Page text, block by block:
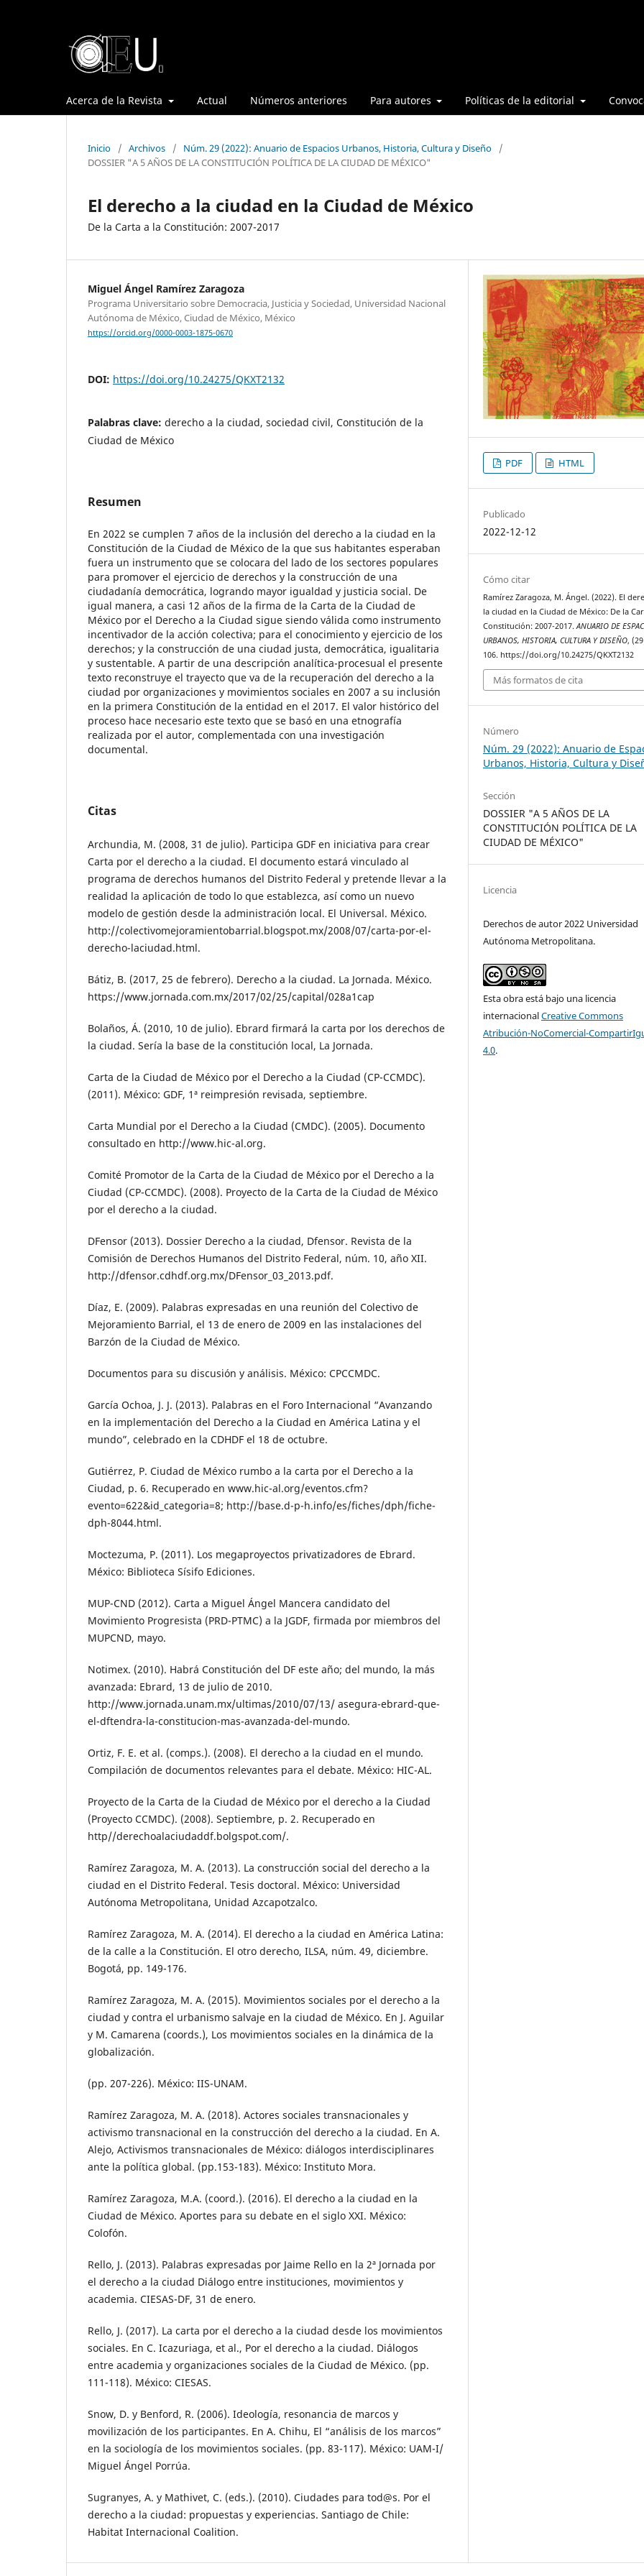
Acerca de la Revista Actual Números anteriores Para autores Políticas de la editorial
Inicio / Archivos / Núm. 29 (2022): Anuario de Espacios Urbanos, Historia, Cultura y Diseño
/
DOSSIER "A 5 AÑOS DE LA CONSTITUCIÓN POLÍTICA DE LA CIUDAD DE MÉXICO"
El derecho a la ciudad en la Ciudad de México
De la Carta a la Constitución: 2007-2017
Miguel Ángel Ramírez Zaragoza
Programa Universitario sobre Democracia, Justicia y Sociedad, Universidad Nacional
Autónoma de México, Ciudad de México, México
https://orcid.org/0000-0003-1875-0670
DOI: https://doi.org/10.24275/QKXT2132
Palabras clave: derecho a la ciudad, sociedad civil, Constitución de la
Ciudad de México
Resumen
En 2022 se cumplen 7 años de la inclusión del derecho a la ciudad en la
Constitución de la Ciudad de México de la que sus habitantes esperaban
fuera un instrumento que se colocara del lado de los sectores populares
para promover el ejercicio de derechos y la construcción de una
ciudadanía democrática, logrando mayor igualdad y justicia social. De
igual manera, a casi 12 años de la firma de la Carta de la Ciudad de
México por el Derecho a la Ciudad sigue siendo válida como instrumento
incentivador de la acción colectiva; para el conocimiento y ejercicio de los
derechos; y la construcción de una ciudad justa, democrática, igualitaria
y sustentable. A partir de una descripción analítica-procesual el presente
texto reconstruye el trayecto que va de la recuperación del derecho a la
ciudad por organizaciones y movimientos sociales en 2007 a su inclusión
en la primera Constitución de la entidad en el 2017. El valor histórico del
proceso hace necesario este texto que se basó en una etnografía
realizada por el autor, complementada con una investigación
documental.
Citas
Archundia, M. (2008, 31 de julio). Participa GDF en iniciativa para crear
Carta por el derecho a la ciudad. El documento estará vinculado al
programa de derechos humanos del Distrito Federal y pretende llevar a la
realidad la aplicación de todo lo que establezca, así como un nuevo
modelo de gestión desde la administración local. El Universal. México.
http://colectivomejoramientobarrial.blogspot.mx/2008/07/carta-por-el-
derecho-laciudad.html.
Bátiz, B. (2017, 25 de febrero). Derecho a la ciudad. La Jornada. México.
https://www.jornada.com.mx/2017/02/25/capital/028a1cap
Bolaños, Á. (2010, 10 de julio). Ebrard firmará la carta por los derechos de
la ciudad. Sería la base de la constitución local, La Jornada.
Carta de la Ciudad de México por el Derecho a la Ciudad (CP-CCMDC).
(2011). México: GDF, 1ª reimpresión revisada, septiembre.
Carta Mundial por el Derecho a la Ciudad (CMDC). (2005). Documento
consultado en http://www.hic-al.org.
Comité Promotor de la Carta de la Ciudad de México por el Derecho a la
Ciudad (CP-CCMDC). (2008). Proyecto de la Carta de la Ciudad de México
por el derecho a la ciudad.
DFensor (2013). Dossier Derecho a la ciudad, Dfensor. Revista de la
Comisión de Derechos Humanos del Distrito Federal, núm. 10, año XII.
http://dfensor.cdhdf.org.mx/DFensor_03_2013.pdf.
Díaz, E. (2009). Palabras expresadas en una reunión del Colectivo de
Mejoramiento Barrial, el 13 de enero de 2009 en las instalaciones del
Barzón de la Ciudad de México.
Documentos para su discusión y análisis. México: CPCCMDC.
García Ochoa, J. J. (2013). Palabras en el Foro Internacional “Avanzando
en la implementación del Derecho a la Ciudad en América Latina y el
mundo”, celebrado en la CDHDF el 18 de octubre.
Gutiérrez, P. Ciudad de México rumbo a la carta por el Derecho a la
Ciudad, p. 6. Recuperado en www.hic-al.org/eventos.cfm?
evento=622&id_categoria=8; http://base.d-p-h.info/es/fiches/dph/fiche-
dph-8044.html.
Moctezuma, P. (2011). Los megaproyectos privatizadores de Ebrard.
México: Biblioteca Sísifo Ediciones.
MUP-CND (2012). Carta a Miguel Ángel Mancera candidato del
Movimiento Progresista (PRD-PTMC) a la JGDF, firmada por miembros del
MUPCND, mayo.
Notimex. (2010). Habrá Constitución del DF este año; del mundo, la más
avanzada: Ebrard, 13 de julio de 2010.
http://www.jornada.unam.mx/ultimas/2010/07/13/ asegura-ebrard-que-
el-dftendra-la-constitucion-mas-avanzada-del-mundo.
Ortiz, F. E. et al. (comps.). (2008). El derecho a la ciudad en el mundo.
Compilación de documentos relevantes para el debate. México: HIC-AL.
Proyecto de la Carta de la Ciudad de México por el derecho a la Ciudad
(Proyecto CCMDC). (2008). Septiembre, p. 2. Recuperado en
http//derechoalaciudaddf.bolgspot.com/.
Ramírez Zaragoza, M. A. (2013). La construcción social del derecho a la
ciudad en el Distrito Federal. Tesis doctoral. México: Universidad
Autónoma Metropolitana, Unidad Azcapotzalco.
Ramírez Zaragoza, M. A. (2014). El derecho a la ciudad en América Latina:
de la calle a la Constitución. El otro derecho, ILSA, núm. 49, diciembre.
Bogotá, pp. 149-176.
Ramírez Zaragoza, M. A. (2015). Movimientos sociales por el derecho a la
ciudad y contra el urbanismo salvaje en la ciudad de México. En J. Aguilar
y M. Camarena (coords.), Los movimientos sociales en la dinámica de la
globalización.
(pp. 207-226). México: IIS-UNAM.
Ramírez Zaragoza, M. A. (2018). Actores sociales transnacionales y
activismo transnacional en la construcción del derecho a la ciudad. En A.
Alejo, Activismos transnacionales de México: diálogos interdisciplinares
ante la política global. (pp.153-183). México: Instituto Mora.
Ramírez Zaragoza, M.A. (coord.). (2016). El derecho a la ciudad en la
Ciudad de México. Aportes para su debate en el siglo XXI. México:
Colofón.
Rello, J. (2013). Palabras expresadas por Jaime Rello en la 2ª Jornada por
el derecho a la ciudad Diálogo entre instituciones, movimientos y
academia. CIESAS-DF, 31 de enero.
Rello, J. (2017). La carta por el derecho a la ciudad desde los movimientos
sociales. En C. Icazuriaga, et al., Por el derecho a la ciudad. Diálogos
entre academia y organizaciones sociales de la Ciudad de México. (pp.
111-118). México: CIESAS.
Snow, D. y Benford, R. (2006). Ideología, resonancia de marcos y
movilización de los participantes. En A. Chihu, El “análisis de los marcos”
en la sociología de los movimientos sociales. (pp. 83-117). México: UAM-I/
Miguel Ángel Porrúa.
Sugranyes, A. y Mathivet, C. (eds.). (2010). Ciudades para tod@s. Por el
derecho a la ciudad: propuestas y experiencias. Santiago de Chile:
Habitat Internacional Coalition.
PDF HTML
Publicado
2022-12-12
Cómo citar
Ramírez Zaragoza, M. Ángel. (2022). El
la ciudad en la Ciudad de México: De la
Constitución: 2007-2017.ANUARIO DE
URBANOS, HISTORIA, CULTURA Y DISEÑO,
106. https://doi.org/10.24275/QKXT2132
Más formatos de cita
Número
Núm. 29 (2022): Anuario de
Urbanos, Historia, Cultura y
Sección
DOSSIER "A 5 AÑOS DE LA
CONSTITUCIÓN POLÍTICA DE LA
CIUDAD DE MÉXICO"
Licencia
Derechos de autor 2022 Universidad
Autónoma Metropolitana.
Esta obra está bajo una licencia
internacionalCreative Commons
Atribución-NoComercial-
4.0.